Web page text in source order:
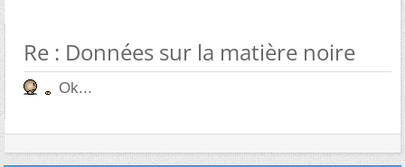
Re : Données sur la matière noire
Ok...